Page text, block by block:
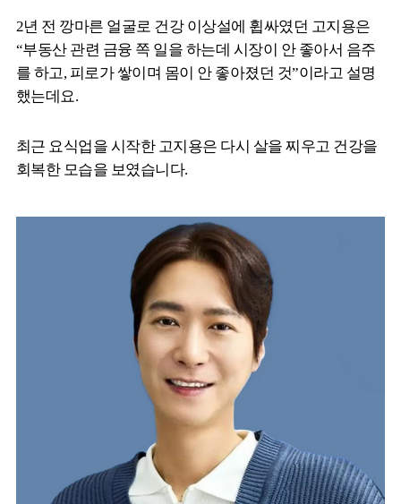
2년 전 깡마른 얼굴로 건강 이상설에 휩싸였던 고지용은
“부동산 관련 금융 쪽 일을 하는데 시장이 안 좋아서 음주
를 하고, 피로가 쌓이며 몸이 안 좋아졌던 것”이라고 설명
했는데요.
최근 요식업을 시작한 고지용은 다시 살을 찌우고 건강을
회복한 모습을 보였습니다.